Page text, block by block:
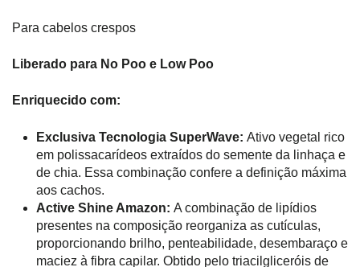
Para cabelos crespos
Liberado para No Poo e Low Poo
Enriquecido com:
Exclusiva Tecnologia SuperWave: Ativo vegetal rico
em polissacarídeos extraídos do semente da linhaça e
de chia. Essa combinação confere a definição máxima
aos cachos.
Active Shine Amazon: A combinação de lipídios
presentes na composição reorganiza as cutículas,
proporcionando brilho, penteabilidade, desembaraço e
maciez à fibra capilar. Obtido pelo triacilgliceróis de